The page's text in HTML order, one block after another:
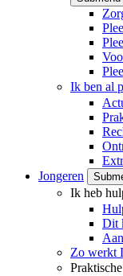
Ik ben al
Jongeren
Ik heb
Dit
Zo werkt